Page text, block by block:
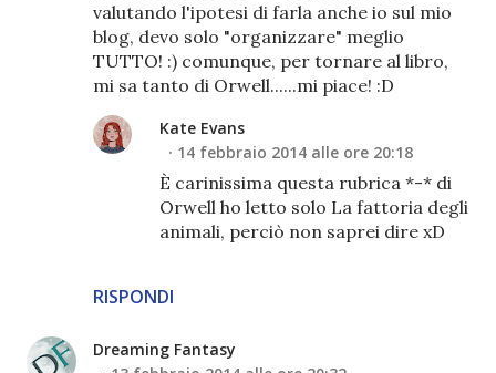
valutando l'ipotesi di farla anche io sul mio
blog, devo solo "organizzare" meglio
TUTTO! :) comunque, per tornare al libro,
mi sa tanto di Orwell......mi piace! :D
RISPONDI
Kate Evans
14 febbraio 2014 alle ore 20:18
È carinissima questa rubrica *-* di
Orwell ho letto solo La fattoria degli
animali, perciò non saprei dire xD
Dreaming Fantasy